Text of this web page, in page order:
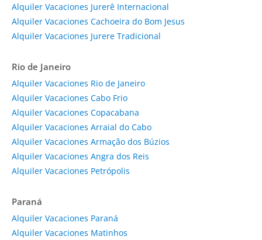
Alquiler Vacaciones Jurerê Internacional
Alquiler Vacaciones Cachoeira do Bom Jesus
Alquiler Vacaciones Jurere Tradicional
Rio de Janeiro
Alquiler Vacaciones Rio de Janeiro
Alquiler Vacaciones Cabo Frio
Alquiler Vacaciones Copacabana
Alquiler Vacaciones Arraial do Cabo
Alquiler Vacaciones Armação dos Búzios
Alquiler Vacaciones Angra dos Reis
Alquiler Vacaciones Petrópolis
Paraná
Alquiler Vacaciones Paraná
Alquiler Vacaciones Matinhos